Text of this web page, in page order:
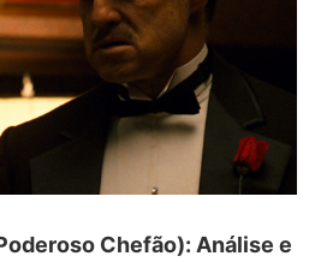
Chefão): Análise e